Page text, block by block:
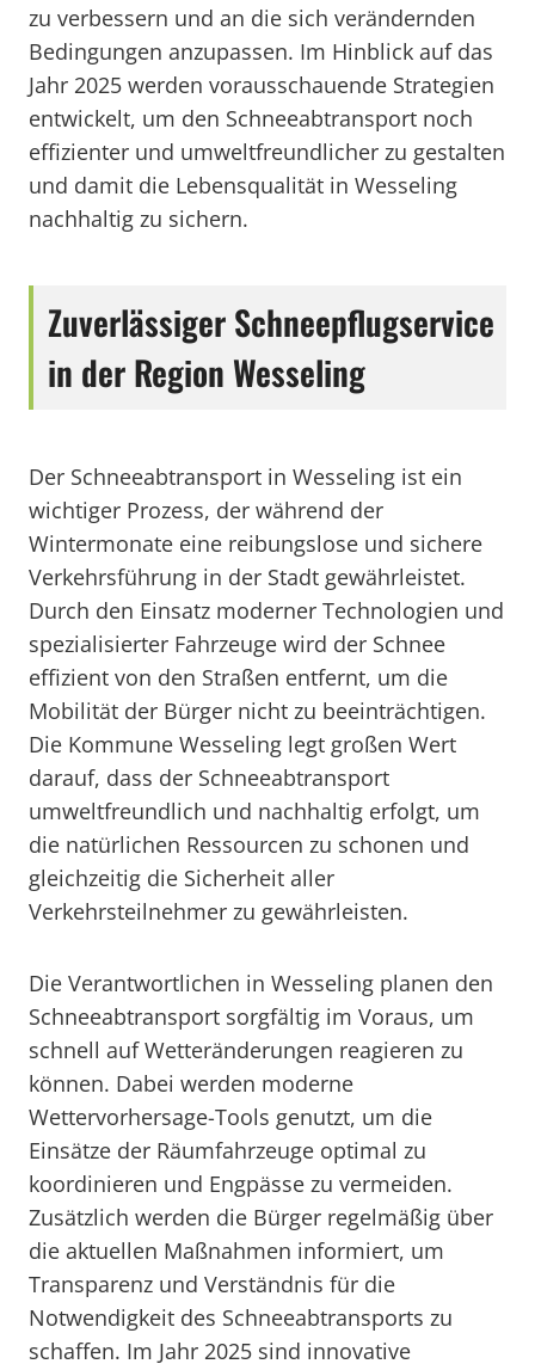
zu verbessern und an die sich verändernden
Bedingungen anzupassen. Im Hinblick auf das
Jahr 2025 werden vorausschauende Strategien
entwickelt, um den Schneeabtransport noch
effizienter und umweltfreundlicher zu gestalten
und damit die Lebensqualität in Wesseling
nachhaltig zu sichern.
Zuverlässiger Schneepflugservice
in der Region Wesseling
Der Schneeabtransport in Wesseling ist ein
wichtiger Prozess, der während der
Wintermonate eine reibungslose und sichere
Verkehrsführung in der Stadt gewährleistet.
Durch den Einsatz moderner Technologien und
spezialisierter Fahrzeuge wird der Schnee
effizient von den Straßen entfernt, um die
Mobilität der Bürger nicht zu beeinträchtigen.
Die Kommune Wesseling legt großen Wert
darauf, dass der Schneeabtransport
umweltfreundlich und nachhaltig erfolgt, um
die natürlichen Ressourcen zu schonen und
gleichzeitig die Sicherheit aller
Verkehrsteilnehmer zu gewährleisten.
Die Verantwortlichen in Wesseling planen den
Schneeabtransport sorgfältig im Voraus, um
schnell auf Wetteränderungen reagieren zu
können. Dabei werden moderne
Wettervorhersage-Tools genutzt, um die
Einsätze der Räumfahrzeuge optimal zu
koordinieren und Engpässe zu vermeiden.
Zusätzlich werden die Bürger regelmäßig über
die aktuellen Maßnahmen informiert, um
Transparenz und Verständnis für die
Notwendigkeit des Schneeabtransports zu
schaffen. Im Jahr 2025 sind innovative